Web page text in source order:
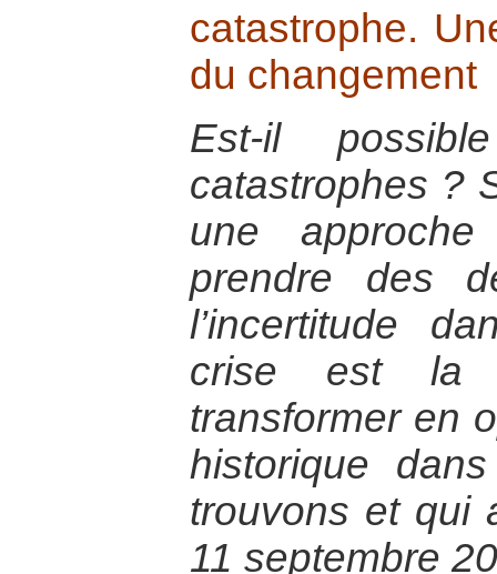
catastrophe.
du changement
Est-il
catastrophes ?
une
prendre des
l’incertitude
crise est la
transformer en
historique
trouvons et qui
11 septembre